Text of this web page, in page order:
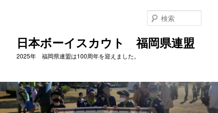
へ
移
動
日本ボーイスカウト 福岡県連盟
2025年 福岡県連盟は100周年を迎えました。
索